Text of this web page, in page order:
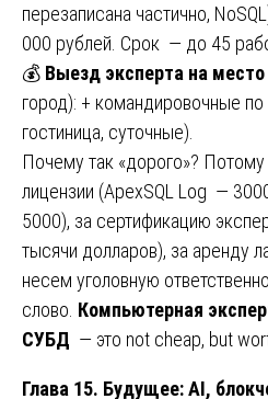
перезаписана частично,
000 рублей. Срок — до 45
💰 Выезд эксперта на место
город): + командировочные по
гостиница, суточные).
Почему так «дорого»?
лицензии (ApexSQL Log —
5000), за сертификацию
тысячи долларов), за аренду
несем уголовную
слово. Компьютерная
СУБД — это not cheap, but
Глава 15. Будущее: AI,